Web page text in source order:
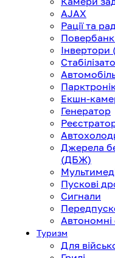
AJAX
Рації та
Інвертори
Екшн-
Генератор
Джерела
(ДБЖ)
Пускові
Сигнали
Автономні
Туризм
Для